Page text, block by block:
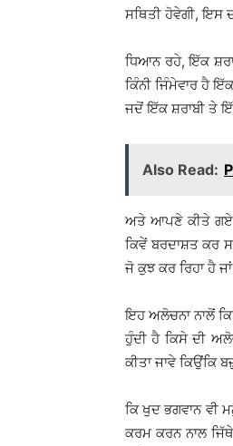
ਸਥਿਤੀ ਹੋਵੇਗੀ, ਇਸ
ਧਿਆਨ ਰਹੇ, ਇੱਕ
ਕਿੰਨੀ ਜਿੰਮੇਵਾਰ ਹੈ
ਜਦੋਂ ਇੱਕ ਸ਼ਰਾਬੀ ਤੇ
Also Read:
ਅਤੇ ਆਪਣੇ ਕੀਤੇ ਗਏ
ਕਿਵੇਂ ਬਰਦਾਸ਼ਤ ਕਰ
ਜੋ ਕੁਝ ਕਰ ਰਿਹਾ ਹੈ
ਇਹ ਅਲੋਚਨਾ ਨਾਲੋਂ
ਹੁੰਦੀ ਹੈ ਕਿਸੇ ਦੀ
ਕੀਤਾ ਜਾਵੇ ਕਿਉਂਕਿ
ਕਿ ਖੁਦ ਭਗਵਾਨ ਵੀ
ਕਰਮ ਕਰਨ ਨਾਲ